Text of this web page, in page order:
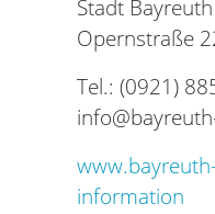
Stadt
Opernstraße
Tel.: (0921)
information